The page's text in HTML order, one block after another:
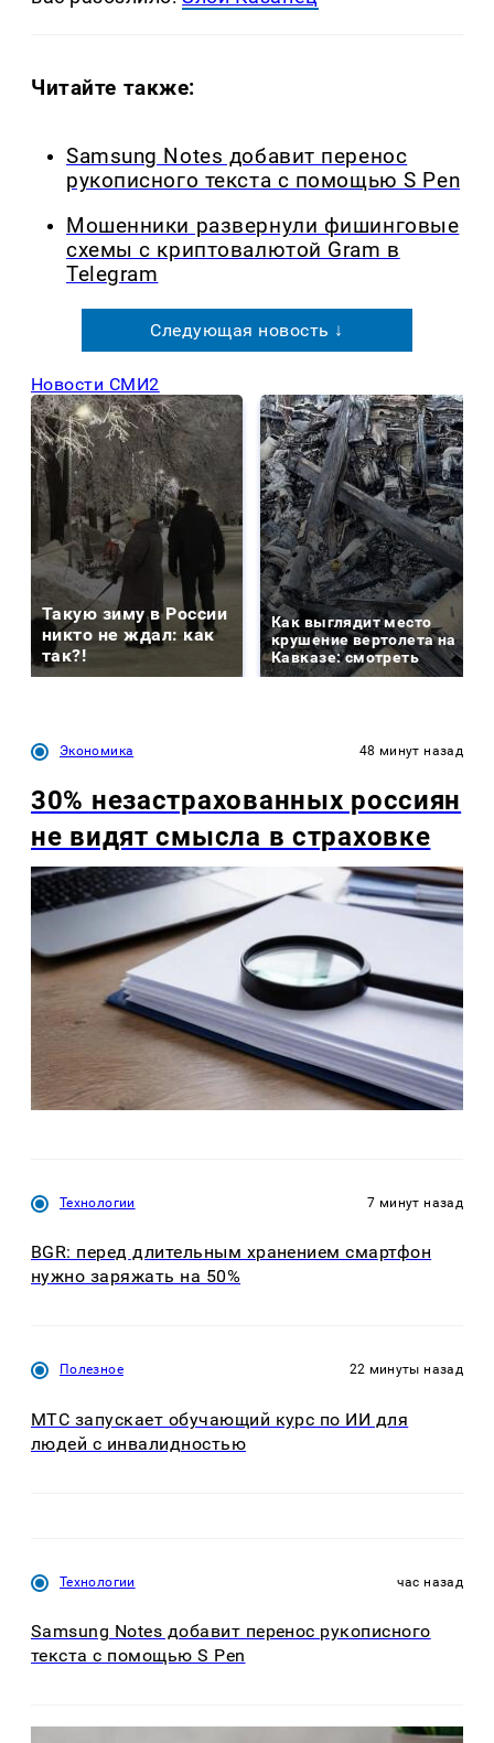
Читайте также:
Samsung Notes добавит перенос
рукописного текста с помощью S Pen
Мошенники развернули фишинговые
схемы с криптовалютой Gram в
Telegram
Следующая новость ↓
Новости СМИ2
Такую зиму в России
никто не ждал: как
так?!
Как выглядит место
крушение вертолета на
Кавказе: смотреть
Экономика 48 минут назад
30% незастрахованных россиян
не видят смысла в страховке
Технологии 7 минут назад
BGR: перед длительным хранением смартфон
нужно заряжать на 50%
Полезное 22 минуты назад
МТС запускает обучающий курс по ИИ для
людей с инвалидностью
Технологии час назад
Samsung Notes добавит перенос рукописного
текста с помощью S Pen